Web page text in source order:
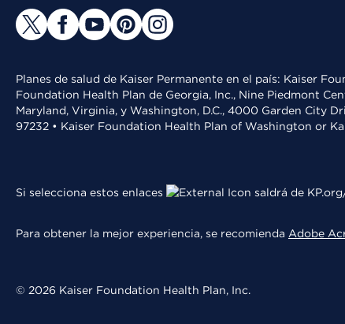
Planes de salud de Kaiser Permanente en el país: Kaiser
Foundation Health Plan de Georgia, Inc., Nine Piedmont
Maryland, Virginia, y Washington, D.C., 4000 Garden City
97232 • Kaiser Foundation Health Plan of Washington or
Si selecciona estos enlaces saldrá de
Para obtener la mejor experiencia, se recomienda Adobe
© 2026 Kaiser Foundation Health Plan, Inc.